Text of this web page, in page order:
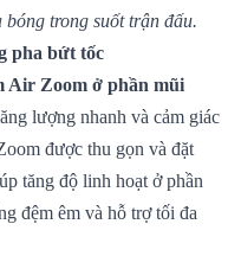
trong suốt trận đấu.
pha bứt tốc
Air Zoom ở phần mũi
lượng nhanh và cảm giác
được thu gọn và đặt
tăng độ linh hoạt ở phần
đệm êm và hỗ trợ tối đa